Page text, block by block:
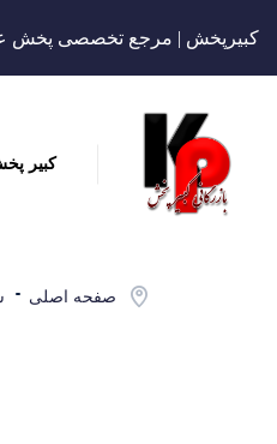
کبیرپخش | مرجع تخصصی پخش
کبیر
صفحه اصلی